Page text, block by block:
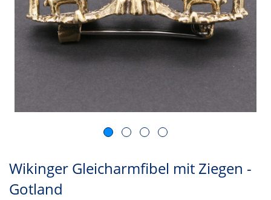
Wikinger Gleicharmfibel mit Ziegen -
Gotland